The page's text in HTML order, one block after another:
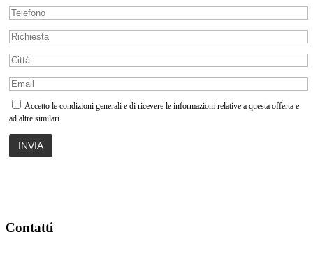
Accetto le condizioni generali e di ricevere le informazioni relative a questa offerta e
ad altre similari
Contatti